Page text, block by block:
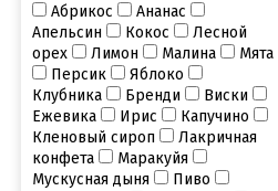
Абрикос
Ананас
Апельсин
Кокос
Лесной
орех
Лимон Малина
Мята
Персик
Яблоко
Клубника
Бренди
Виски
Ежевика
Ирис
Капучино
Кленовый сироп
Лакричная
конфета
Маракуйя
Мускусная дыня
Пиво